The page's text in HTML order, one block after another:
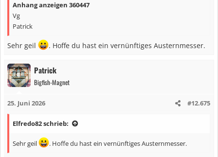
Anhang anzeigen 360447
Vg
Patrick
Sehr geil . Hoffe du hast ein vernünftiges Austernmesser.
Patrick
Bigfish-Magnet
25. Juni 2026 #12.675
Elfredo82 schrieb:
Sehr geil . Hoffe du hast ein vernünftiges Austernmesser.